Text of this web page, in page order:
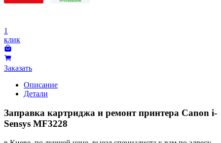
1
клик
Заказать
Описание
Детали
Заправка картриджа и ремонт принтера Canon i-
Sensys MF3228